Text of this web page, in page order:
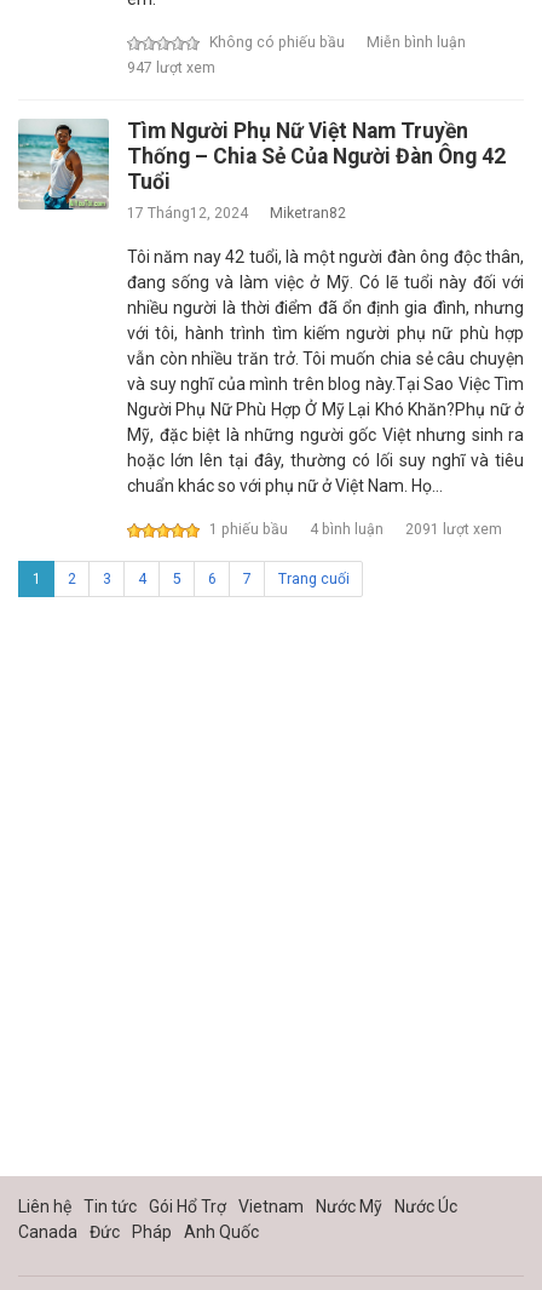
Không có phiếu bầu
Miễn bình luận
947 lượt xem
Tìm Người Phụ Nữ Việt Nam Truyền
Thống – Chia Sẻ Của Người Đàn Ông 42
Tuổi
17 Tháng12, 2024 Miketran82
Tôi năm nay 42 tuổi, là một người đàn ông độc thân,
đang sống và làm việc ở Mỹ. Có lẽ tuổi này đối với
nhiều người là thời điểm đã ổn định gia đình, nhưng
với tôi, hành trình tìm kiếm người phụ nữ phù hợp
vẫn còn nhiều trăn trở. Tôi muốn chia sẻ câu chuyện
và suy nghĩ của mình trên blog này.Tại Sao Việc Tìm
Người Phụ Nữ Phù Hợp Ở Mỹ Lại Khó Khăn?Phụ nữ ở
Mỹ, đặc biệt là những người gốc Việt nhưng sinh ra
hoặc lớn lên tại đây, thường có lối suy nghĩ và tiêu
chuẩn khác so với phụ nữ ở Việt Nam. Họ…
1 phiếu bầu 4 bình luận 2091 lượt xem
1 2 3 4 5 6 7 Trang cuối
Liên hệ Tin tức Gói Hổ Trợ Vietnam Nước Mỹ
Nước Úc
Canada
Đức Pháp Anh Quốc